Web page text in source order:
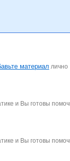
материал лично
и Вы готовы
и Вы готовы